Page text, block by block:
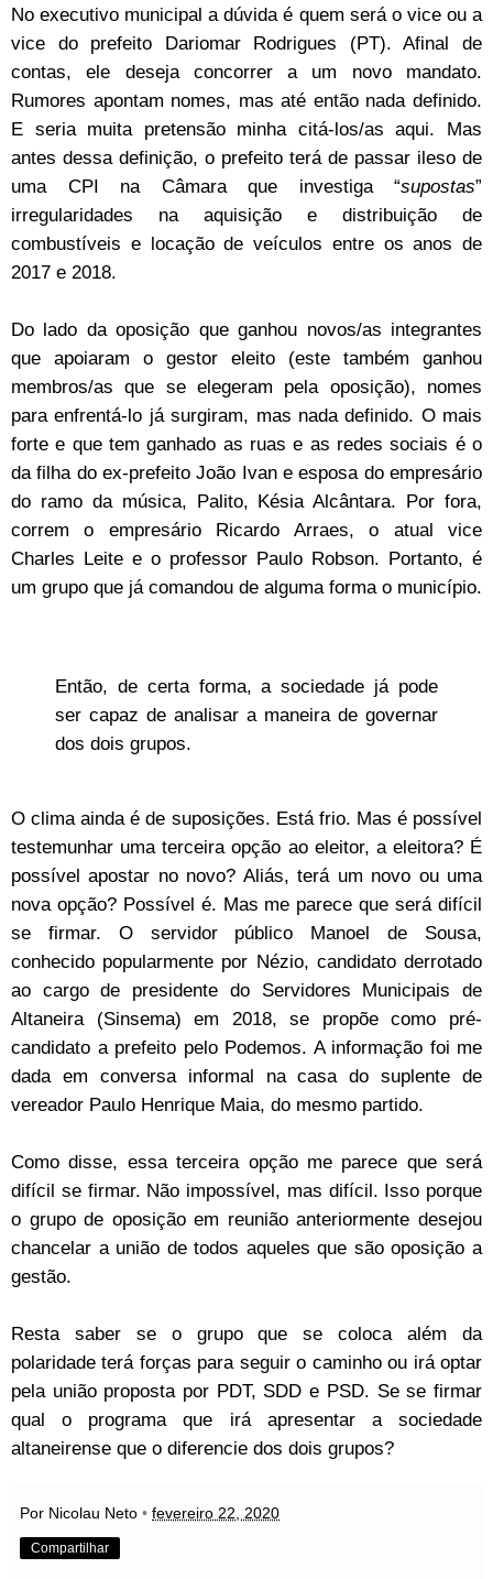
No executivo municipal a dúvida é quem será o vice ou a
vice do prefeito Dariomar Rodrigues (PT). Afinal de
contas, ele deseja concorrer a um novo mandato.
Rumores apontam nomes, mas até então nada definido.
E seria muita pretensão minha citá-los/as aqui. Mas
antes dessa definição, o prefeito terá de passar ileso de
uma CPI na Câmara que investiga “supostas”
irregularidades na aquisição e distribuição de
combustíveis e locação de veículos entre os anos de
2017 e 2018.
Do lado da oposição que ganhou novos/as integrantes
que apoiaram o gestor eleito (este também ganhou
membros/as que se elegeram pela oposição), nomes
para enfrentá-lo já surgiram, mas nada definido. O mais
forte e que tem ganhado as ruas e as redes sociais é o
da filha do ex-prefeito João Ivan e esposa do empresário
do ramo da música, Palito, Késia Alcântara. Por fora,
correm o empresário Ricardo Arraes, o atual vice
Charles Leite e o professor Paulo Robson. Portanto, é
um grupo que já comandou de alguma forma o município.
Então, de certa forma, a sociedade já pode
ser capaz de analisar a maneira de governar
dos dois grupos.
O clima ainda é de suposições. Está frio. Mas é possível
testemunhar uma terceira opção ao eleitor, a eleitora? É
possível apostar no novo? Aliás, terá um novo ou uma
nova opção? Possível é. Mas me parece que será difícil
se firmar. O servidor público Manoel de Sousa,
conhecido popularmente por Nézio, candidato derrotado
ao cargo de presidente do Servidores Municipais de
Altaneira (Sinsema) em 2018, se propõe como pré-
candidato a prefeito pelo Podemos. A informação foi me
dada em conversa informal na casa do suplente de
vereador Paulo Henrique Maia, do mesmo partido.
Como disse, essa terceira opção me parece que será
difícil se firmar. Não impossível, mas difícil. Isso porque
o grupo de oposição em reunião anteriormente desejou
chancelar a união de todos aqueles que são oposição a
gestão.
Resta saber se o grupo que se coloca além da
polaridade terá forças para seguir o caminho ou irá optar
pela união proposta por PDT, SDD e PSD. Se se firmar
qual o programa que irá apresentar a sociedade
altaneirense que o diferencie dos dois grupos?
Por Nicolau Neto • fevereiro 22, 2020
Compartilhar